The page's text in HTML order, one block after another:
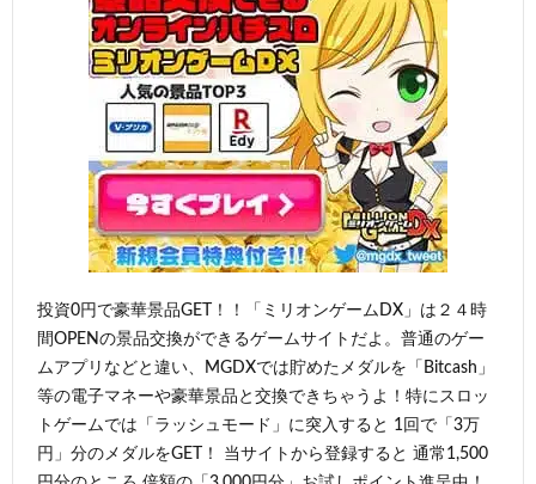
投資0円で豪華景品GET！！「ミリオンゲームDX」は２４時
間OPENの景品交換ができるゲームサイトだよ。普通のゲー
ムアプリなどと違い、MGDXでは貯めたメダルを「Bitcash」
等の電子マネーや豪華景品と交換できちゃうよ！特にスロッ
トゲームでは「ラッシュモード」に突入すると 1回で「3万
円」分のメダルをGET！ 当サイトから登録すると 通常1,500